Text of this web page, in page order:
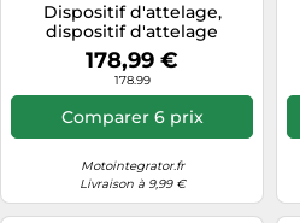
Dispositif d'attelage,
dispositif d'attelage
STEINHOF I-018
178,99 €
178.99
Comparer 6 prix
Motointegrator.fr
Livraison à 9,99 €